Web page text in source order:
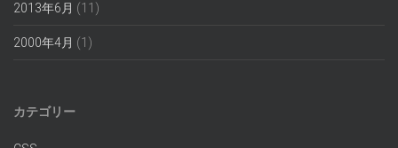
2013年6月 (11)
2000年4月 (1)
カテゴリー